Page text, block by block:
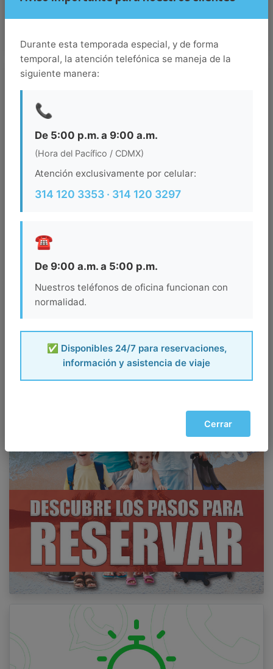
22.921796798706055
Destino
Llegada
Salida
Ocupacion
Durante esta temporada especial, y de forma
temporal, la atención telefónica se maneja de la
siguiente manera:
📞
De 5:00 p.m. a 9:00 a.m.
(Hora del Pacífico / CDMX)
Atención exclusivamente por celular:
314 120 3353 · 314 120 3297
☎️
De 9:00 a.m. a 5:00 p.m.
Nuestros teléfonos de oficina funcionan con
normalidad.
✅ Disponibles 24/7 para reservaciones,
información y asistencia de viaje
Cerrar